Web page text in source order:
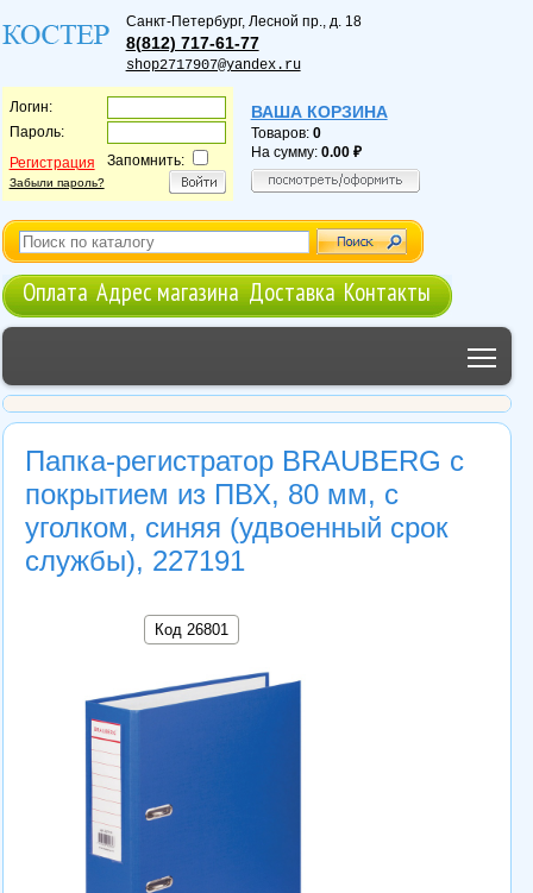
Санкт-Петербург, Лесной пр., д. 18
8(812) 717-61-77
shop2717907@yandex.ru
Логин:
Пароль:
Регистрация
Забыли пароль?
Запомнить:
ВАША КОРЗИНА
Товаров: 0
На сумму: 0.00
Оплата Адрес магазина Доставка Контакты
Папка-регистратор BRAUBERG с
покрытием из ПВХ, 80 мм, с
уголком, синяя (удвоенный срок
службы), 227191
Код 26801